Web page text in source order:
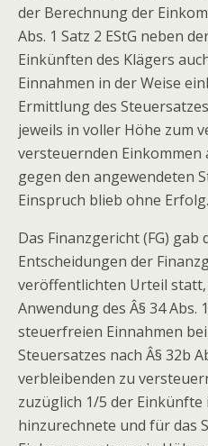
der Berechnung der
Abs. 1 Satz 2 EStG neben
Einkünften des Klägers
Einnahmen in der Weise
Ermittlung des
jeweils in voller Höhe zum
versteuernden Einkommen
gegen den angewendeten
Einspruch blieb ohne Erfolg.
Das Finanzgericht (FG) gab
Entscheidungen der
veröffentlichten Urteil statt,
Anwendung des Â§ 34 Abs.
steuerfreien Einnahmen
Steuersatzes nach Â§ 32b
verbleibenden zu
zuzüglich 1/5 der Einkünfte
hinzurechnete und für das